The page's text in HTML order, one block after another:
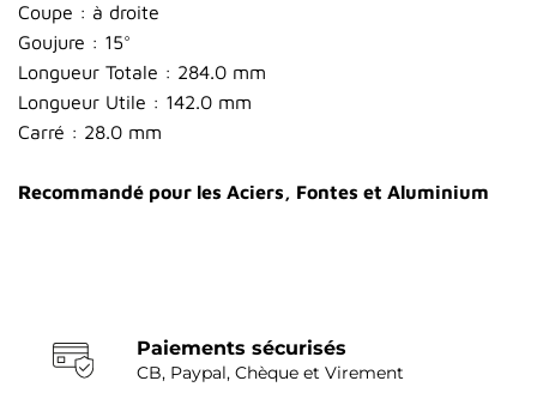
Coupe : à droite
Goujure : 15°
Longueur Totale : 284.0 mm
Longueur Utile : 142.0 mm
Carré : 28.0 mm
Recommandé pour les Aciers, Fontes et Aluminium
Paiements sécurisés
CB, Paypal, Chèque et Virement